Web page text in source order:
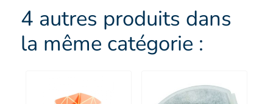
4 autres produits dans
la même catégorie :